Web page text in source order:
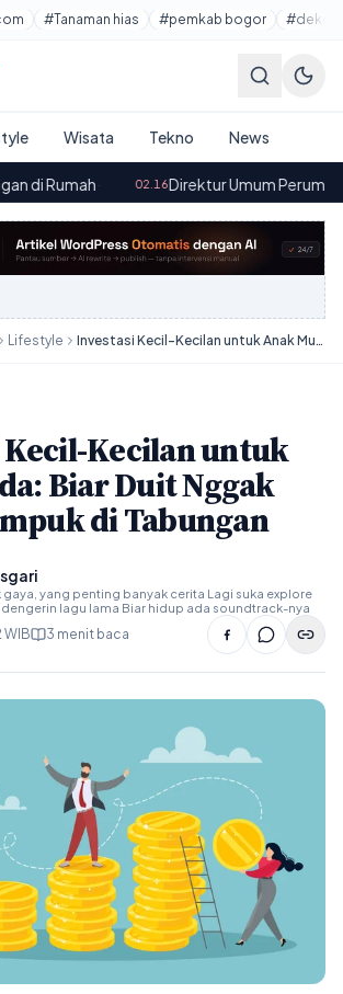
#Tanaman hias #pemkab bogor
Wisata Tekno News
02.16Direktur Umum Perumda Pasar
Lifestyle Investasi Kecil-Kecilan untuk Anak Muda: Biar Duit Nggak Cuma Numpuk di Tabungan
Kecilan untuk
Biar Duit Nggak
di Tabungan
gaya, yang penting banyak cerita Lagi suka explore
lagu lama Biar hidup ada soundtrack-nya
WIB 3 menit baca